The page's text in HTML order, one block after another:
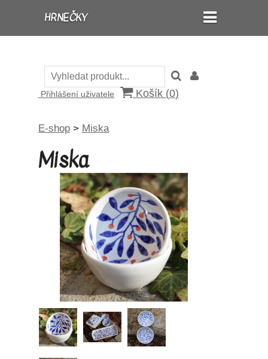
HRNEČKY
Přihlášení uživatele Košík (0)
E-shop > Miska
Miska